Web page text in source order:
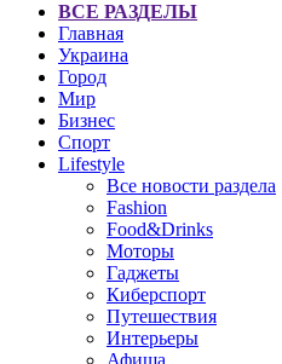
ВСЕ РАЗДЕЛЫ
Главная
Украина
Город
Мир
Бизнес
Спорт
Lifestyle
Все новости раздела
Fashion
Food&Drinks
Моторы
Гаджеты
Киберспорт
Путешествия
Интерьеры
Афиша